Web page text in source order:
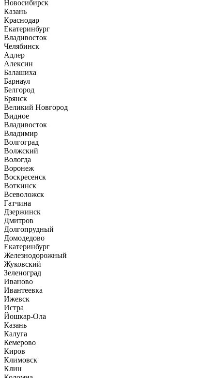
Новосибирск
Казань
Краснодар
Екатеринбург
Владивосток
Челябинск
Адлер
Алексин
Балашиха
Барнаул
Белгород
Брянск
Великий Новгород
Видное
Владивосток
Владимир
Волгоград
Волжский
Вологда
Воронеж
Воскресенск
Воткинск
Всеволожск
Гатчина
Дзержинск
Дмитров
Долгопрудный
Домодедово
Екатеринбург
Железнодорожный
Жуковский
Зеленоград
Иваново
Ивантеевка
Ижевск
Истра
Йошкар-Ола
Казань
Калуга
Кемерово
Киров
Климовск
Клин